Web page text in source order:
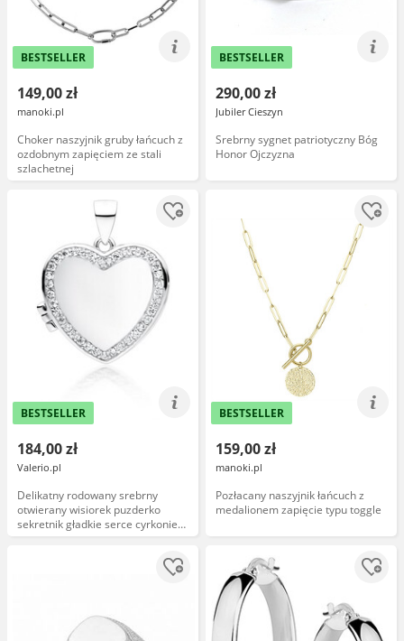
BESTSELLER
149,00 zł
manoki.pl
Choker naszyjnik gruby łańcuch z
ozdobnym zapięciem ze stali
szlachetnej
BESTSELLER
290,00 zł
Jubiler Cieszyn
Srebrny sygnet patriotyczny Bóg
Honor Ojczyzna
BESTSELLER
184,00 zł
Valerio.pl
Delikatny rodowany srebrny
otwierany wisiorek puzderko
sekretnik gładkie serce cyrkonie
srebro 925
BESTSELLER
159,00 zł
manoki.pl
Pozłacany naszyjnik łańcuch z
medalionem zapięcie typu toggle